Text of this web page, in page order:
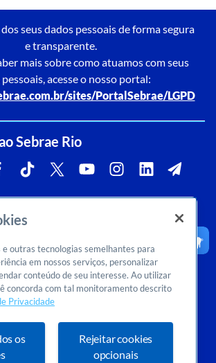
seus dados pessoais de forma segura
e transparente.
mais sobre como atuamos com seus
acesse o nosso portal:
sites/PortalSebrae/LGPD
Sebrae Rio
Whatsapp e Telegram:
(21)96576-7825
CNPJ:
29.737.103/0001-10
Email:
falesebraerio@rj.sebrae.com.br
de Mercado
em contato conosco:
e outras tecnologias semelhantes para
em nossos serviços, personalizar
conteúdo de seu interesse. Ao utilizar
concorda com tal monitoramento descrito
Privacidade
os
Rejeitar cookies
opcionais